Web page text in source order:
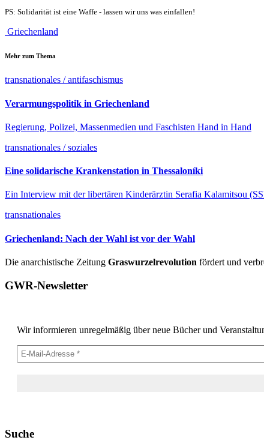
PS: Solidarität ist eine Waffe - lassen wir uns was einfallen!
Griechenland
Mehr zum Thema
transnationales / antifaschismus
Verarmungspolitik in Griechenland
Regierung, Polizei, Massenmedien und Faschisten Hand in Hand
transnationales / soziales
Eine solidarische Krankenstation in Thessaloníki
Ein Interview mit der libertären Kinderärztin Serafia Kalamitsou
transnationales
Griechenland: Nach der Wahl ist vor der Wahl
Die anarchistische Zeitung Graswurzelrevolution fördert und
GWR-Newsletter
Wir informieren unregelmäßig über neue Bücher und
Suche